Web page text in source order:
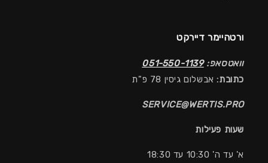
ורטהיימר דיירקט
וואטסאפ:051-550-1139
כתובת:אבשלום גיסין 78 פ"ת
SERVICE@WERTIS.PRO
שעות פעילות
א' עד ה' 10:30 עד 18:30